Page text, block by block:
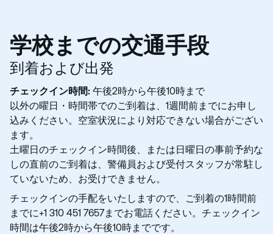
学校までの交通手段
到着および出発
チェックイン時間: 午後2時から午後10時まで
以外の曜日・時間帯でのご到着は、1週間前までにお申し
込みください。空室状況により対応できない場合がござい
ます。
土曜日のチェックイン時間後、または日曜日の事前予約な
しの直前のご到着は、警備員および受付スタッフが常駐し
ていないため、お受けできません。
チェックインの手配をいたしますので、ご到着の1時間前
までに+1 310 451 7657までお電話ください。チェックイン
時間は午後2時から午後10時までです。